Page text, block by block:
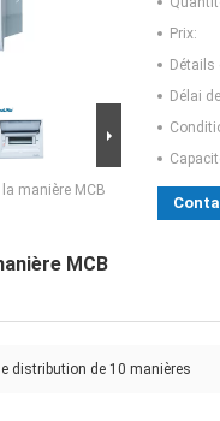
manière MCB
Prix:
Détails
Délai
MCB
distribution de 10 manières